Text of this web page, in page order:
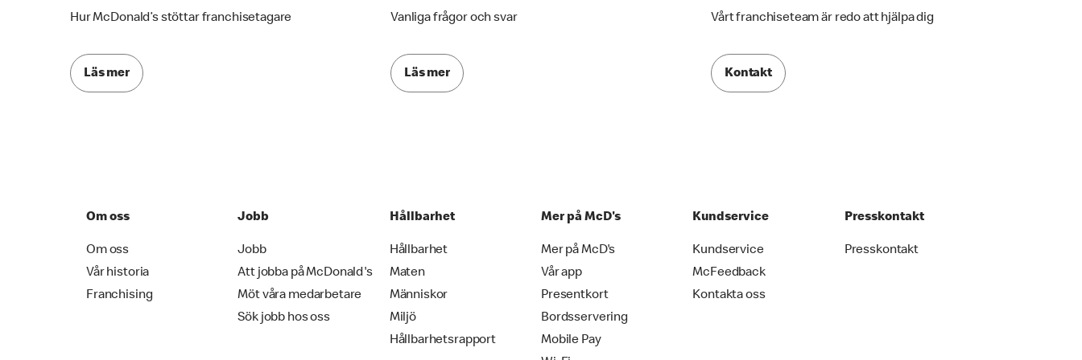
Hur McDonald’s stöttar franchisetagare
Läs mer
Vanliga frågor och svar
Läs mer
Vårt franchiseteam är redo att hjälpa dig
Kontakt
Om oss
Om oss
Vår historia
Franchising
Jobb
Jobb
Att jobba på McDonald's
Möt våra medarbetare
Sök jobb hos oss
Hållbarhet
Hållbarhet
Maten
Människor
Miljö
Hållbarhetsrapport
Mer på McD's
Mer på McD's
Vår app
Presentkort
Bordsservering
Mobile Pay
Kundservice
Kundservice
McFeedback
Kontakta oss
Presskontakt
Presskontakt